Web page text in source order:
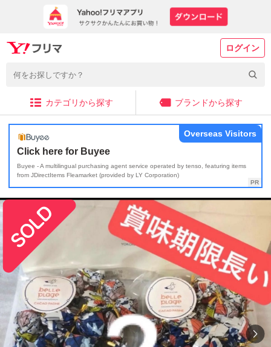
ログイン
カテゴリから探す ブランドから探す
Click here for Buyee
Buyee - A multilingual purchasing agent service operated by tenso, featuring items
from JDirectItems Fleamarket (provided by LY Corporation)
Overseas Visitors